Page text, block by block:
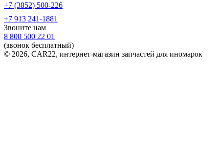
+7 (3852) 500-226
+7 913 241-1881
Звоните нам
8 800 500 22 01
(звонок бесплатный)
© 2026, CAR22, интернет-магазин запчастей для иномарок